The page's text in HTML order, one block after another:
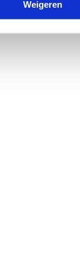
Weigeren